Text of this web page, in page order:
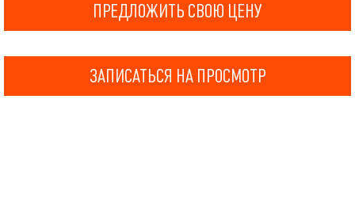
ПРЕДЛОЖИТЬ СВОЮ ЦЕНУ
ЗАПИСАТЬСЯ НА ПРОСМОТР